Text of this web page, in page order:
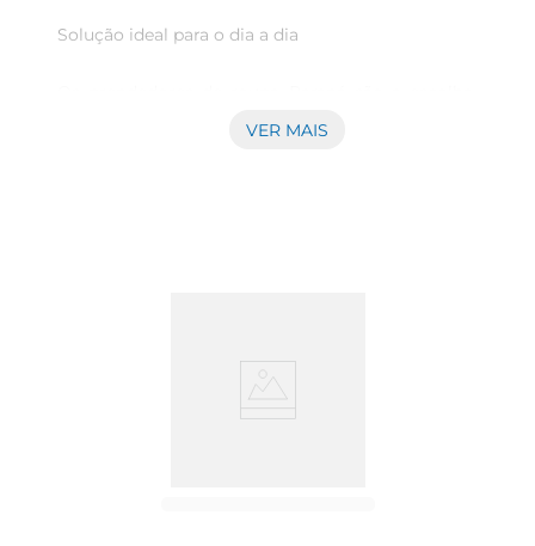
Solução ideal para o dia a dia
perfeita para quem busca organização e
VER MAIS